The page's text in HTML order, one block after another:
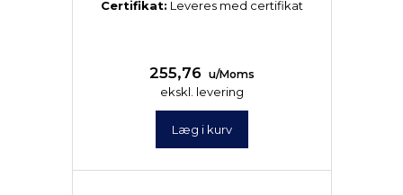
Certifikat: Leveres med certifikat
255,76 u/Moms
ekskl. levering
Læg i kurv